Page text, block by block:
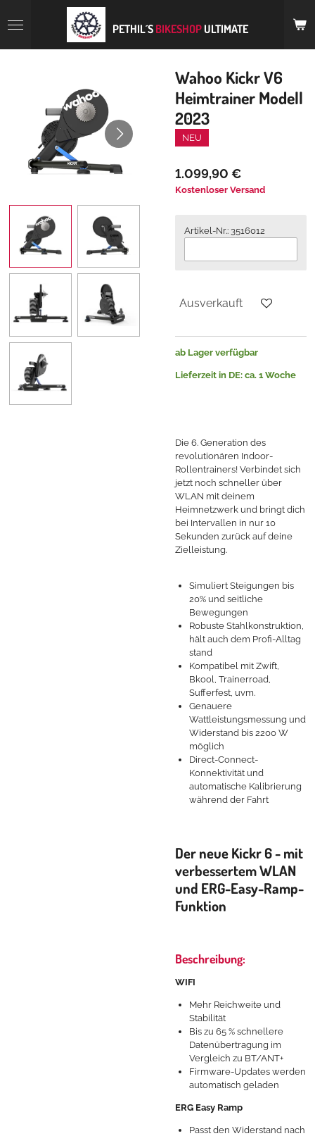
Hauptinhalt
PETHIL´S BIKESHOP ULTIMATE
Wahoo Kickr V6
Heimtrainer Modell
2023
NEU
1.099,90 €
Kostenloser Versand
Artikel-Nr.: 3516012
Ausverkauft
ab Lager verfügbar
Lieferzeit in DE: ca. 1 Woche
Die 6. Generation des
revolutionären Indoor-
Rollentrainers! Verbindet sich
jetzt noch schneller über
WLAN mit deinem
Heimnetzwerk und bringt dich
bei Intervallen in nur 10
Sekunden zurück auf deine
Zielleistung.
Simuliert Steigungen bis
20% und seitliche
Bewegungen
Robuste Stahlkonstruktion,
hält auch dem Profi-Alltag
stand
Kompatibel mit Zwift,
Bkool, Trainerroad,
Sufferfest, uvm.
Genauere
Wattleistungsmessung und
Widerstand bis 2200 W
möglich
Direct-Connect-
Konnektivität und
automatische Kalibrierung
während der Fahrt
Der neue Kickr 6 - mit
verbessertem WLAN
und ERG-Easy-Ramp-
Funktion
Beschreibung:
WIFI
Mehr Reichweite und
Stabilität
Bis zu 65 % schnellere
Datenübertragung im
Vergleich zu BT/ANT+
Firmware-Updates werden
automatisch geladen
ERG Easy Ramp
Passt den Widerstand nach